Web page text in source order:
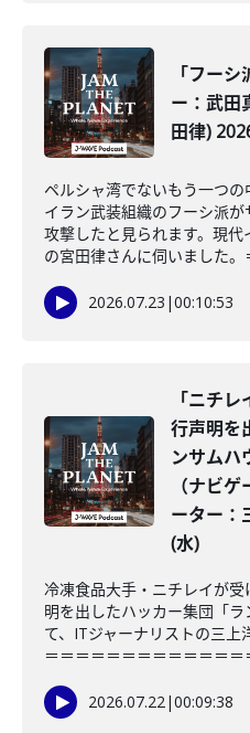
「フー
ー：武田
田律)
ペルシャ湾でないもう一つ
イラン武装組織のフーシ派
攻撃したと見られます。現
の宮田律さんに伺いました。
2026.07.23 |00:10:53
「ニチ
行声明を
ンサムハ
（ナビ
ーター：
(水)
冷凍食品大手・ニチレイが
明を出したハッカー集団「
て、ITジャーナリストの三上
＝＝＝＝＝＝＝＝＝＝＝＝＝
2026.07.22|00:09:38